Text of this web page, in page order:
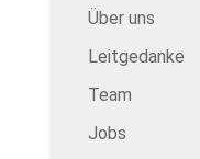
Über uns
Leitgedanke
Team
Jobs